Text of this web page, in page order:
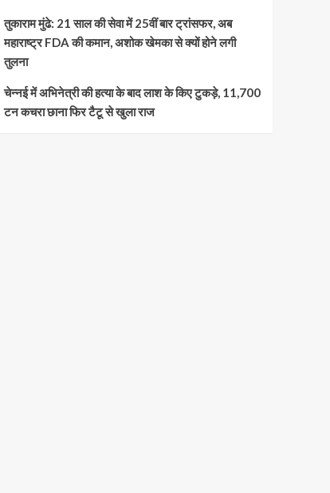
तुकाराम मुंढे: 21 साल की सेवा में 25वीं बार ट्रांसफर, अब
महाराष्ट्र FDA की कमान, अशोक खेमका से क्यों होने लगी
तुलना
चेन्नई में अभिनेत्री की हत्या के बाद लाश के किए टुकड़े, 11,700
टन कचरा छाना फिर टैटू से खुला राज